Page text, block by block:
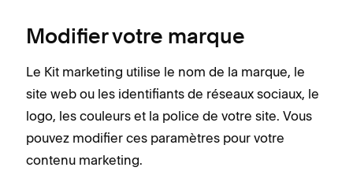
Modifier votre marque
Le Kit marketing utilise le nom de la marque, le
site web ou les identifiants de réseaux sociaux, le
logo, les couleurs et la police de votre site. Vous
pouvez modifier ces paramètres pour votre
contenu marketing.